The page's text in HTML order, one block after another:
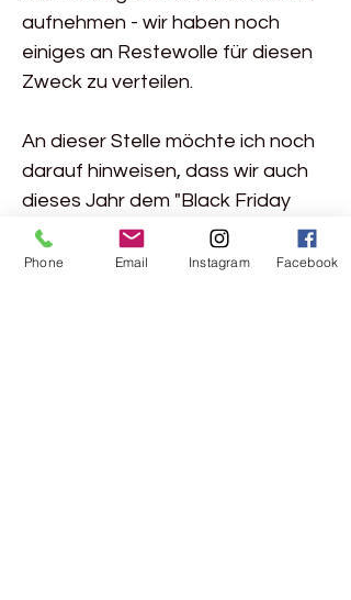
aufnehmen - wir haben noch
einiges an Restewolle für diesen
Zweck zu verteilen.
An dieser Stelle möchte ich noch
darauf hinweisen, dass wir auch
dieses Jahr dem "Black Friday
Konsum" etwas entgegenstellen.
An unserem Bright (Fri)day 25. &
Phone Email Instagram Facebook